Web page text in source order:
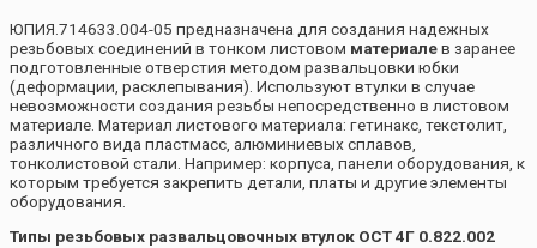
ЮПИЯ.714633.004-05 предназначена для создания надежных
резьбовых соединений в тонком листовом материалев заранее
подготовленные отверстия методом развальцовки юбки
(деформации, расклепывания). Используют втулки в случае
невозможности создания резьбы непосредственно в листовом
материале. Материал листового материала: гетинакс, текстолит,
различного вида пластмасс, алюминиевых сплавов,
тонколистовой стали. Например: корпуса, панели оборудования, к
которым требуется закрепить детали, платы и другие элементы
оборудования.
Типы резьбовых развальцовочных втулок ОСТ 4Г 0.822.002